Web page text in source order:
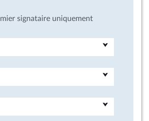
signataire uniquement